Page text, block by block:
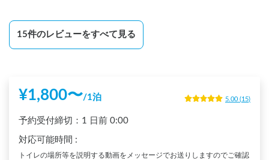
15件のレビューをすべて見る
¥1,800〜/1泊 5.00 (15)
予約受付締切： 1 日前 0:00
対応可能時間 :
トイレの場所等を説明する動画をメッセージでお送りしますのでご確認